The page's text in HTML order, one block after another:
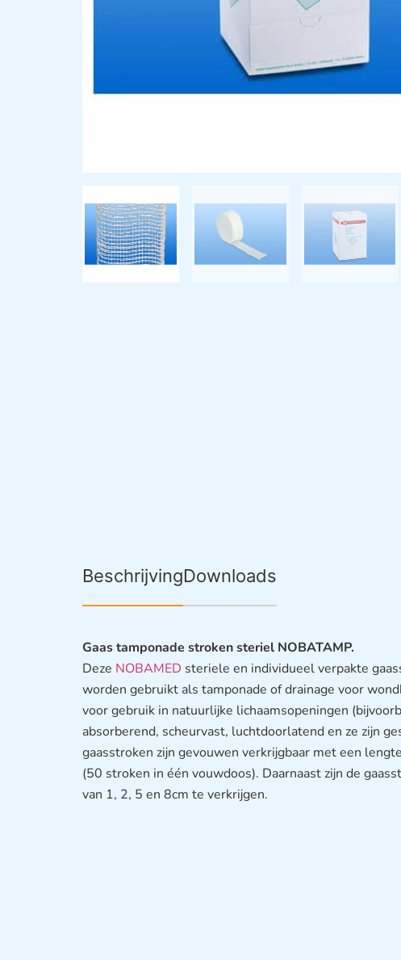
BeschrijvingDownloads
Gaas tamponade stroken steriel NOBATAMP.
Deze NOBAMED steriele en individueel verpakte
worden gebruikt als tamponade of drainage voor
voor gebruik in natuurlijke lichaamsopeningen
absorberend, scheurvast, luchtdoorlatend en ze zijn
gaasstroken zijn gevouwen verkrijgbaar met een
(50 stroken in één vouwdoos). Daarnaast zijn de
van 1, 2, 5 en 8cm te verkrijgen.